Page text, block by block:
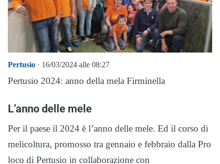
Pertusio · 16/03/2024 alle 08:27
Pertusio 2024: anno della mela Firminella
L’anno delle mele
Per il paese il 2024 è l’anno delle mele. Ed il corso di
melicoltura, promosso tra gennaio e febbraio dalla Pro
loco di Pertusio in collaborazione con